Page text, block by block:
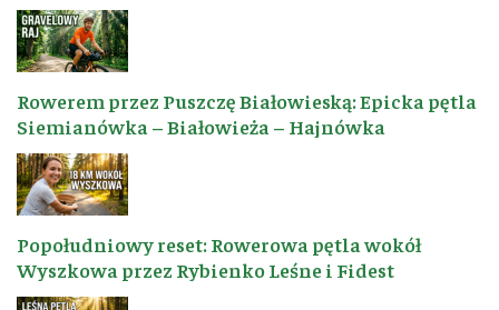
Rowerem przez Puszczę Białowieską: Epicka pętla
Siemianówka – Białowieża – Hajnówka
Popołudniowy reset: Rowerowa pętla wokół
Wyszkowa przez Rybienko Leśne i Fidest